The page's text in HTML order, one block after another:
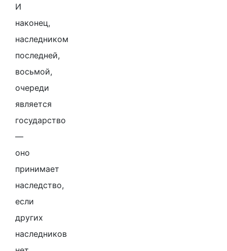
И
наконец,
наследником
последней,
восьмой,
очереди
является
государство
—
оно
принимает
наследство,
если
других
наследников